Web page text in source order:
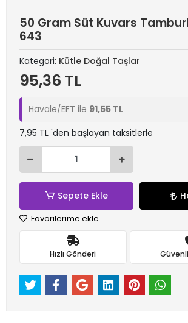
50 Gram Süt Kuvars
643
Kategori: Kütle Doğal Taşlar
95,36 TL
Havale/EFT ile 91,55 TL
7,95 TL 'den başlayan taksitlerle
Sepete Ekle
Favorilerime ekle
Hızlı Gönderi